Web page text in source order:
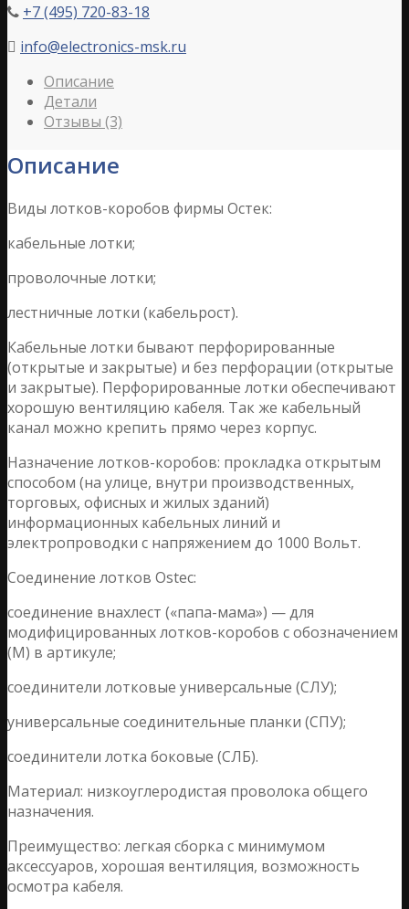
 +7 (495) 720-83-18
 info@electronics-msk.ru
Описание
Детали
Отзывы (3)
Описание
Виды лотков-коробов фирмы Остек:
кабельные лотки;
проволочные лотки;
лестничные лотки (кабельрост).
Кабельные лотки бывают перфорированные
(открытые и закрытые) и без перфорации (открытые
и закрытые). Перфорированные лотки обеспечивают
хорошую вентиляцию кабеля. Так же кабельный
канал можно крепить прямо через корпус.
Назначение лотков-коробов: прокладка открытым
способом (на улице, внутри производственных,
торговых, офисных и жилых зданий)
информационных кабельных линий и
электропроводки с напряжением до 1000 Вольт.
Соединение лотков Ostec:
соединение внахлест («папа-мама») — для
модифицированных лотков-коробов с обозначением
(М) в артикуле;
соединители лотковые универсальные (СЛУ);
универсальные соединительные планки (СПУ);
соединители лотка боковые (СЛБ).
Материал: низкоуглеродистая проволока общего
назначения.
Преимущество: легкая сборка с минимумом
аксессуаров, хорошая вентиляция, возможность
осмотра кабеля.